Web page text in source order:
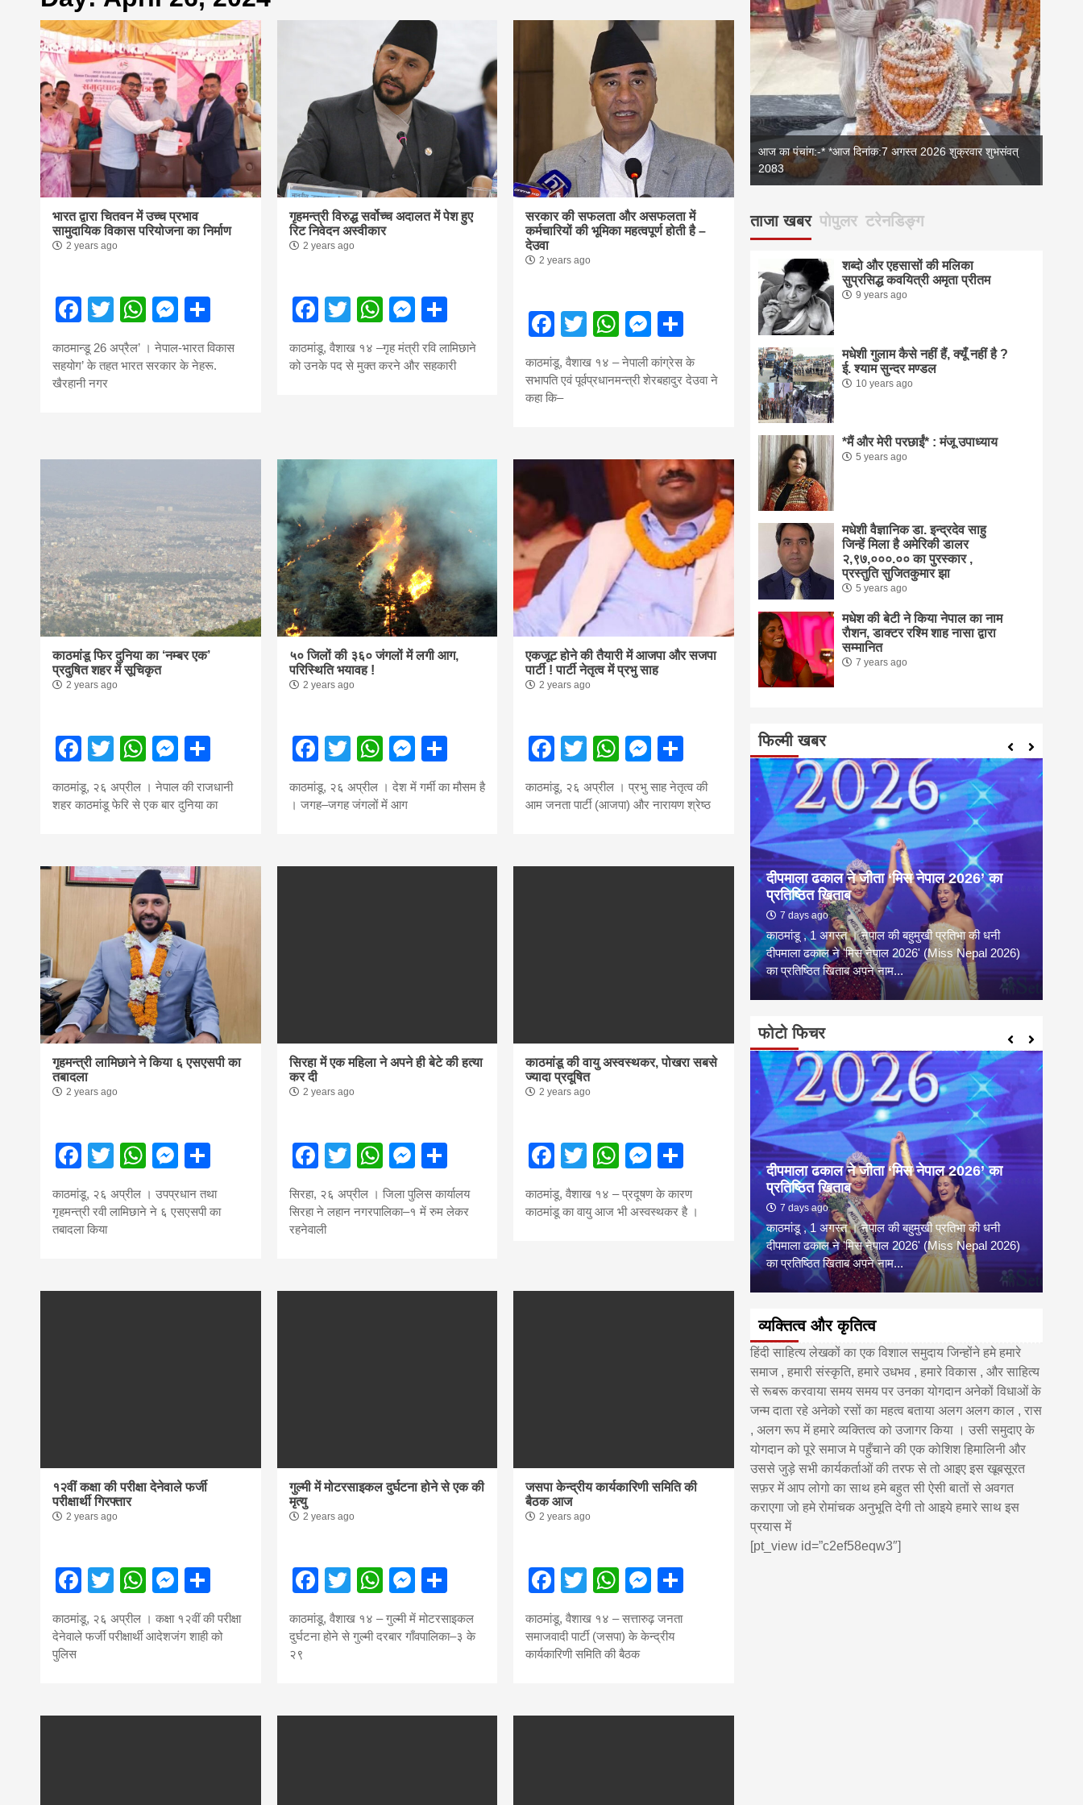
first hindi
magazine of
Nepal brings
news in hindi
from
Nepal,madhesh
news,financial
news, madhesh
khabar
भारत द्वारा चितवन में उच्च प्रभाव
सामुदायिक विकास परियोजना का निर्माण
2 years ago
Facebook
TwitterWhatsApp
Messenger
काठमान्डू 26 अप्रैल’ । नेपाल-भारत विकास
सहयोग’ के तहत भारत सरकार के नेहरू.
खैरहानी नगर
गृहमन्त्री विरुद्ध सर्वोच्च अदालत में पेश हुए
रिट निवेदन अस्वीकार
2 years ago
Facebook
TwitterWhatsApp
Messenger
काठमांडू, वैशाख १४ –गृह मंत्री रवि लामिछाने
को उनके पद से मुक्त करने और सहकारी
सरकार की सफलता और असफलता में
कर्मचारियों की भूमिका महत्वपूर्ण होती है –
देउवा
2 years ago
Facebook
TwitterWhatsApp
Messenger
काठमांडू, वैशाख १४ – नेपाली कांग्रेस के
सभापति एवं पूर्वप्रधानमन्त्री शेरबहादुर देउवा ने
कहा कि–
काठमांडू फिर दुनिया का ‘नम्बर एक’
प्रदुषित शहर में सूचिकृत
2 years ago
Facebook
TwitterWhatsApp
Messenger
काठमांडू, २६ अप्रील । नेपाल की राजधानी
शहर काठमांडू फेरि से एक बार दुनिया का
५० जिलों की ३६० जंगलों में लगी आग,
परिस्थिति भयावह !
2 years ago
Facebook
TwitterWhatsApp
Messenger
काठमांडू, २६ अप्रील । देश में गर्मी का मौसम है
। जगह–जगह जंगलों में आग
एकजूट होने की तैयारी में आजपा और सजपा
पार्टी ! पार्टी नेतृत्व में प्रभु साह
2 years ago
Facebook
TwitterWhatsApp
Messenger
Share
काठमांडू, २६ अप्रील । प्रभु साह नेतृत्व की
आम जनता पार्टी (आजपा) और नारायण श्रेष्ठ
गृहमन्त्री लामिछाने ने किया ६ एसएसपी का
तबादला
2 years ago
Facebook
TwitterWhatsApp
Messenger
काठमांडू, २६ अप्रील । उपप्रधान तथा
गृहमन्त्री रवी लामिछाने ने ६ एसएसपी का
तबादला किया
सिरहा में एक महिला ने अपने ही बेटे की हत्या
कर दी
2 years ago
Facebook
TwitterWhatsApp
Messenger
सिरहा, २६ अप्रील । जिला पुलिस कार्यालय
सिरहा ने लहान नगरपालिका–१ में रुम लेकर
रहनेवाली
काठमांडू की वायु अस्वस्थकर, पोखरा सबसे
ज्यादा प्रदूषित
2 years ago
Facebook
TwitterWhatsApp
Messenger
Share
काठमांडू, वैशाख १४ – प्रदूषण के कारण
काठमांडू का वायु आज भी अस्वस्थकर है ।
१२वीं कक्षा की परीक्षा देनेवाले फर्जी
परीक्षार्थी गिरफ्तार
2 years ago
Facebook
TwitterWhatsApp
Messenger
काठमांडू, २६ अप्रील । कक्षा १२वीं की परीक्षा
देनेवाले फर्जी परीक्षार्थी आदेशजंग शाही को
पुलिस
गुल्मी में मोटरसाइकल दुर्घटना होने से एक की
मृत्यु
2 years ago
Facebook
TwitterWhatsApp
Messenger
काठमांडू, वैशाख १४ – गुल्मी में मोटरसाइकल
दुर्घटना होने से गुल्मी दरबार गाँवपालिका–३ के
२९
जसपा केन्द्रीय कार्यकारिणी समिति की
बैठक आज
2 years ago
Facebook
TwitterWhatsApp
Messenger
काठमांडू, वैशाख १४ – सत्तारुढ़ जनता
समाजवादी पार्टी (जसपा) के केन्द्रीय
कार्यकारिणी समिति की बैठक
आज का पंचांग: आज दिनांक 4 अगस्त 2026 मंगलवार शुभसंवत् 2083 आज का पंचांग: आज दिनांक 8 अगस्त 2026 शनिवार शुभसंवत् 2083
आज का पंचांग:-* *आज दिनांक:7 अगस्त 2026 शुक्रवार शुभसंवत्
2083
ताजा खबर पोपुलर टरेनडिङ्ग
शब्दो और एहसासों की मलिका
सुप्रसिद्ध कवयित्री अमृता प्रीतम
9 years ago
मधेशी गुलाम कैसे नहीं हैं, क्यूँ नहीं है ?
ई. श्याम सुन्दर मण्डल
10 years ago
*मैं और मेरी परछाईं* : मंजू उपाध्याय
5 years ago
मधेशी वैज्ञानिक डा. इन्द्रदेव साहु
जिन्हें मिला है अमेरिकी डालर
२,९७,०००.०० का पुरस्कार ,
प्रस्तुति सुजितकुमार झा
5 years ago
मधेश की बेटी ने किया नेपाल का नाम
राैशन, डाक्टर रश्मि शाह नासा द्वारा
सम्मानित
7 years ago
फिल्मी खबर
दीपमाला ढकाल ने जीता ‘मिस नेपाल 2026’ का
प्रतिष्ठित खिताब
7 days ago
काठमांडू , 1 अगस्त । नेपाल की बहुमुखी प्रतिभा की धनी
दीपमाला ढकाल ने 'मिस नेपाल 2026' (Miss Nepal 2026)
का प्रतिष्ठित खिताब अपने नाम...
फोटो फिचर
सीताराम विवाह पंचमी महोत्सव के तीसरे दिन धनुष
यज्ञ का हुआ आयोजन (फोटो सहित)
3 years ago
दीपमाला ढकाल ने जीता ‘मिस नेपाल 2026’ का
प्रतिष्ठित खिताब
7 days ago
काठमांडू , 1 अगस्त । नेपाल की बहुमुखी प्रतिभा की धनी
दीपमाला ढकाल ने 'मिस नेपाल 2026' (Miss Nepal 2026)
का प्रतिष्ठित खिताब अपने नाम...
व्यक्तित्व और कृतित्व
हिंदी साहित्य लेखकों का एक विशाल समुदाय जिन्होंने हमे हमारे
समाज , हमारी संस्कृति, हमारे उधभव , हमारे विकास , और साहित्य
से रूबरू करवाया समय समय पर उनका योगदान अनेकों विधाओं के
जन्म दाता रहे अनेको रसों का महत्व बताया अलग अलग काल , रास
, अलग रूप में हमारे व्यक्तित्व को उजागर किया । उसी समुदाए के
योगदान को पूरे समाज मे पहुँचाने की एक कोशिश हिमालिनी और
उससे जुड़े सभी कार्यकर्ताओं की तरफ से तो आइए इस खूबसूरत
सफ़र में आप लोगो का साथ हमे बहुत सी ऐसी बातों से अवगत
कराएगा जो हमे रोमांचक अनुभूति देगी तो आइये हमारे साथ इस
प्रयास में
[pt_view id=”c2ef58eqw3″]